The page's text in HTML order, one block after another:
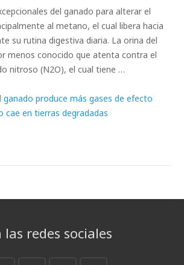
del ganado para alterar el
al metano, el cual libera hacia
su rutina digestiva diaria. La orina del
menos conocido que atenta contra el
nitroso (N2O), el cual tiene …
ganado produce más gases de efecto
cae en tierras degradadas
redes sociales